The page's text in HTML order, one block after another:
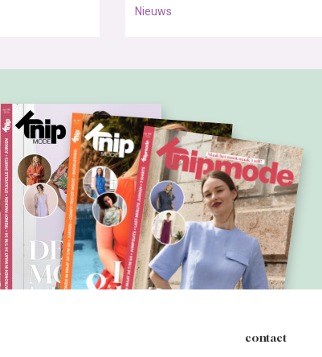
Nieuws
contact